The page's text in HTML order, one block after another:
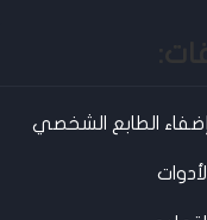
إضفاء الطابع الشخصي
الأدوات